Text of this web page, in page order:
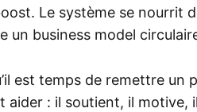
Le système se nourrit
un business model
est temps de remettre un
aider : il soutient, il motive,